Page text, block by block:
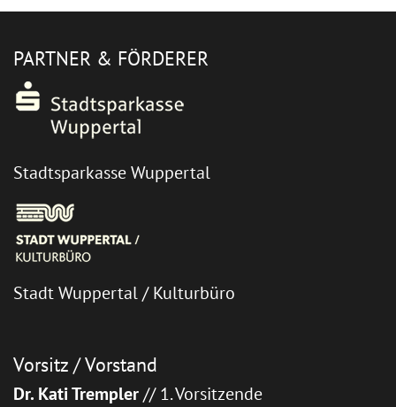
PARTNER & FÖRDERER
Stadtsparkasse Wuppertal
Stadt Wuppertal / Kulturbüro
Vorsitz / Vorstand
Dr. Kati Trempler// 1. Vorsitzende